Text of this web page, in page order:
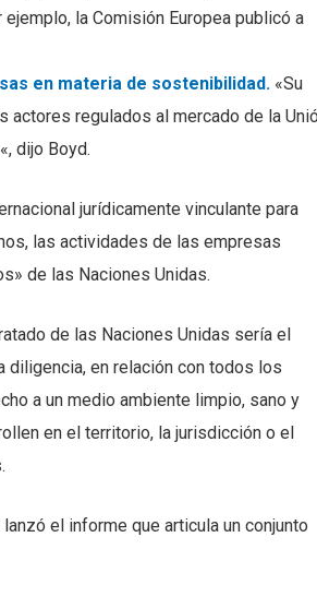
la Comisión Europea publicó a
en materia de sostenibilidad. «Su
actores regulados al mercado de la
dijo Boyd.
jurídicamente vinculante para
las actividades de las empresas
de las Naciones Unidas.
de las Naciones Unidas sería el
diligencia, en relación con todos los
a un medio ambiente limpio, sano y
en el territorio, la jurisdicción o el
el informe que articula un conjunto